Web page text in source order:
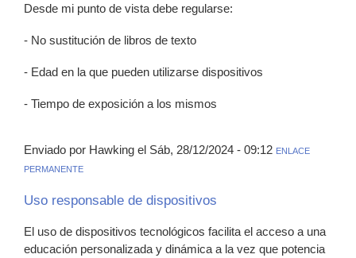
Desde mi punto de vista debe regularse:
- No sustitución de libros de texto
- Edad en la que pueden utilizarse dispositivos
- Tiempo de exposición a los mismos
Enviado por Hawking el Sáb, 28/12/2024 - 09:12 ENLACE
PERMANENTE
Uso responsable de dispositivos
El uso de dispositivos tecnológicos facilita el acceso a una
educación personalizada y dinámica a la vez que potencia